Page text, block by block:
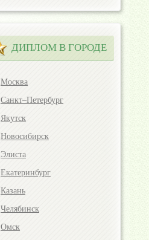
ДИПЛОМ В ГОРОДЕ
Москва
Санкт–Петербург
Якутск
Новосибирск
Элиста
Екатеринбург
Казань
Челябинск
Омск